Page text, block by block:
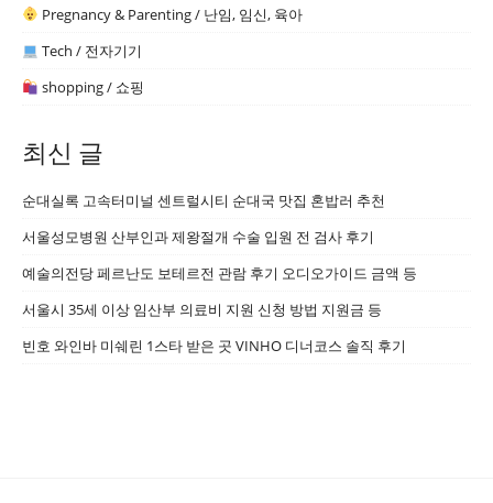
Pregnancy & Parenting / 난임, 임신, 육아
Tech / 전자기기
shopping / 쇼핑
최신 글
순대실록 고속터미널 센트럴시티 순대국 맛집 혼밥러 추천
서울성모병원 산부인과 제왕절개 수술 입원 전 검사 후기
예술의전당 페르난도 보테르전 관람 후기 오디오가이드 금액 등
서울시 35세 이상 임산부 의료비 지원 신청 방법 지원금 등
빈호 와인바 미쉐린 1스타 받은 곳 VINHO 디너코스 솔직 후기